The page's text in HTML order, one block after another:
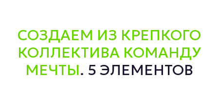
СОЗДАЕМ ИЗ КРЕПКОГО
КОЛЛЕКТИВА КОМАНДУ
МЕЧТЫ. 5 ЭЛЕМЕНТОВ